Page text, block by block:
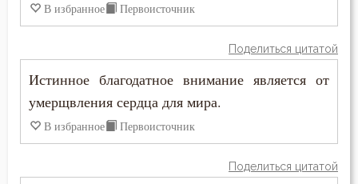
Кротость
Лицемерие
Ложь
Лукавство
Макарий Оптинский (Иванов)
Максим Исповедник
Марк Подвижник
В избранное Первоисточник
Поделиться цитатой
Истинное благодатное внимание является от
умерщвления сердца для мира.
В избранное Первоисточник
Поделиться цитатой